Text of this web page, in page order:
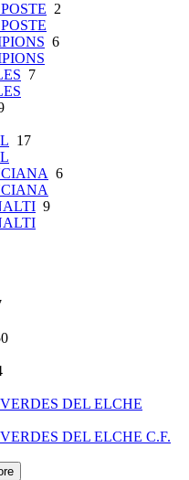
2
6
7
17
6
9
DEL ELCHE
DEL ELCHE C.F.